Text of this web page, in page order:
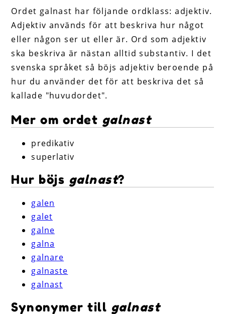
Förkortningar
Hitta ord
Ordet galnast har följande ordklass: adjektiv.
Adjektiv används för att beskriva hur något
eller någon ser ut eller är. Ord som adjektiv
ska beskriva är nästan alltid substantiv. I det
svenska språket så böjs adjektiv beroende på
hur du använder det för att beskriva det så
kallade "huvudordet".
Mer om ordet galnast
predikativ
superlativ
Hur böjs galnast?
galen
galet
galne
galna
galnare
galnaste
galnast
Synonymer till galnast